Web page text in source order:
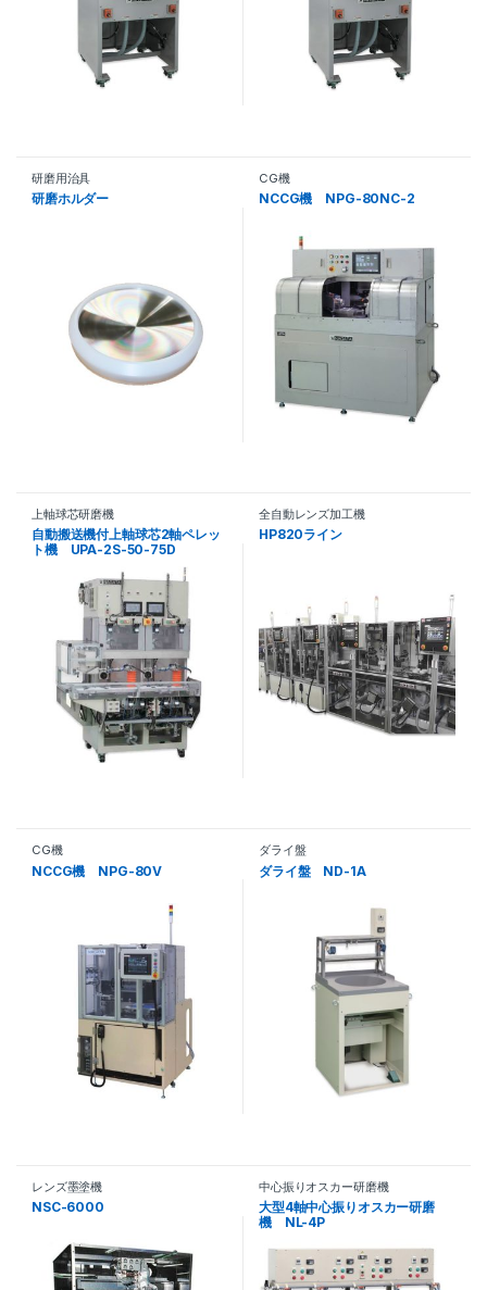
研磨用治具
研磨ホルダー
CG機
NCCG機 NPG-80NC-2
上軸球芯研磨機
自動搬送機付上軸球芯2軸ペレッ
ト機 UPA-2S-50-75D
全自動レンズ加工機
HP820ライン
CG機
NCCG機 NPG-80V
ダライ盤
ダライ盤 ND-1A
レンズ墨塗機
NSC-6000
中心振りオスカー研磨機
大型4軸中心振りオスカー研磨
機 NL-4P